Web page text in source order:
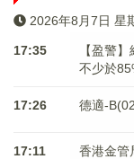
2026年8月7日 星
17:35
【盈警
不少於
17:26 德適-
17:11 香港金管